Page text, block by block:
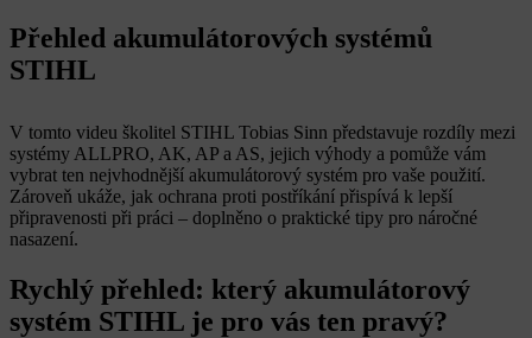
Přehled akumulátorových systémů
STIHL
V tomto videu školitel STIHL Tobias Sinn představuje rozdíly mezi
systémy ALLPRO, AK, AP a AS, jejich výhody a pomůže vám
vybrat ten nejvhodnější akumulátorový systém pro vaše použití.
Zároveň ukáže, jak ochrana proti postříkání přispívá k lepší
připravenosti při práci – doplněno o praktické tipy pro náročné
nasazení.
Rychlý přehled: který akumulátorový
systém STIHL je pro vás ten pravý?